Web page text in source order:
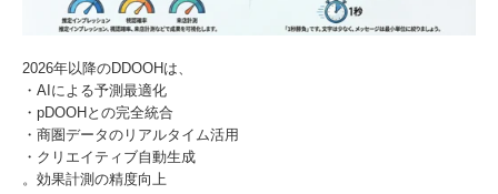
2026年以降のDDOOHは、
・AIによる予測最適化
・pDOOHとの完全統合
・商圏データのリアルタイム活用
・クリエイティブ自動生成
。効果計測の精度向上